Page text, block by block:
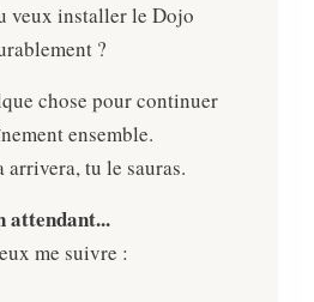
veux installer le Dojo
?
chose pour continuer
ensemble.
arrivera, tu le sauras.
attendant...
me suivre :